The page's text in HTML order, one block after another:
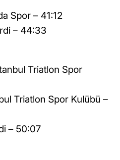
Spor – 41:12
– 44:33
Triatlon Spor
Triatlon Spor Kulübü –
– 50:07